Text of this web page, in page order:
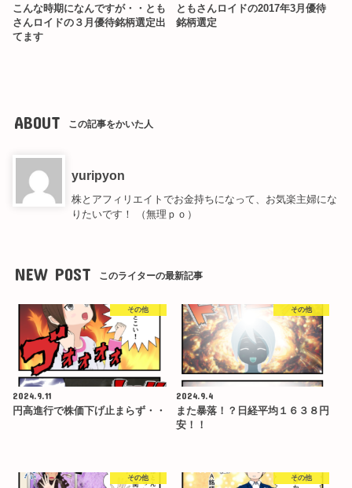
こんな時期になんですが・・とも
さんロイドの３月優待銘柄選定出
てます
ともさんロイドの2017年3月優待
銘柄選定
ABOUT この記事をかいた人
yuripyon
株とアフィリエイトでお金持ちになって、お気楽主婦にな
りたいです！ （無理ｐｏ）
NEW POST このライターの最新記事
その他
2024.9.11
円高進行で株価下げ止まらず・・
その他
2024.9.4
また暴落！？日経平均１６３８円
安！！
その他 その他